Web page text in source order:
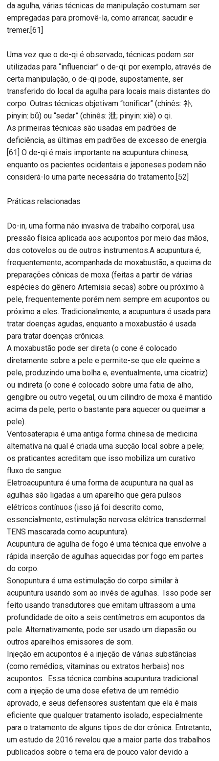
da agulha, várias técnicas de manipulação costumam ser
empregadas para promovê-la, como arrancar, sacudir e
tremer.[61]
Uma vez que o de-qi é observado, técnicas podem ser
utilizadas para “influenciar” o de-qi: por exemplo, através de
certa manipulação, o de-qi pode, supostamente, ser
transferido do local da agulha para locais mais distantes do
corpo. Outras técnicas objetivam “tonificar” (chinês: 补;
pinyin: bǔ) ou “sedar” (chinês: 泄; pinyin: xiè) o qi.
As primeiras técnicas são usadas em padrões de
deficiência, as últimas em padrões de excesso de energia.
[61] O de-qi é mais importante na acupuntura chinesa,
enquanto os pacientes ocidentais e japoneses podem não
considerá-lo uma parte necessária do tratamento.[52]
Práticas relacionadas
Do-in, uma forma não invasiva de trabalho corporal, usa
pressão física aplicada aos acupontos por meio das mãos,
dos cotovelos ou de outros instrumentos.A acupuntura é,
frequentemente, acompanhada de moxabustão, a queima de
preparações cônicas de moxa (feitas a partir de várias
espécies do gênero Artemisia secas) sobre ou próximo à
pele, frequentemente porém nem sempre em acupontos ou
próximo a eles. Tradicionalmente, a acupuntura é usada para
tratar doenças agudas, enquanto a moxabustão é usada
para tratar doenças crônicas.
A moxabustão pode ser direta (o cone é colocado
diretamente sobre a pele e permite-se que ele queime a
pele, produzindo uma bolha e, eventualmente, uma cicatriz)
ou indireta (o cone é colocado sobre uma fatia de alho,
gengibre ou outro vegetal, ou um cilindro de moxa é mantido
acima da pele, perto o bastante para aquecer ou queimar a
pele).
Ventosaterapia é uma antiga forma chinesa de medicina
alternativa na qual é criada uma sucção local sobre a pele;
os praticantes acreditam que isso mobiliza um curativo
fluxo de sangue.
Eletroacupuntura é uma forma de acupuntura na qual as
agulhas são ligadas a um aparelho que gera pulsos
elétricos contínuos (isso já foi descrito como,
essencialmente, estimulação nervosa elétrica transdermal
TENS mascarada como acupuntura).
Acupuntura de agulha de fogo é uma técnica que envolve a
rápida inserção de agulhas aquecidas por fogo em partes
do corpo.
Sonopuntura é uma estimulação do corpo similar à
acupuntura usando som ao invés de agulhas. Isso pode ser
feito usando transdutores que emitam ultrassom a uma
profundidade de oito a seis centímetros em acupontos da
pele. Alternativamente, pode ser usado um diapasão ou
outros aparelhos emissores de som.
Injeção em acupontos é a injeção de várias substâncias
(como remédios, vitaminas ou extratos herbais) nos
acupontos. Essa técnica combina acupuntura tradicional
com a injeção de uma dose efetiva de um remédio
aprovado, e seus defensores sustentam que ela é mais
eficiente que qualquer tratamento isolado, especialmente
para o tratamento de alguns tipos de dor crônica. Entretanto,
um estudo de 2016 revelou que a maior parte dos trabalhos
publicados sobre o tema era de pouco valor devido a